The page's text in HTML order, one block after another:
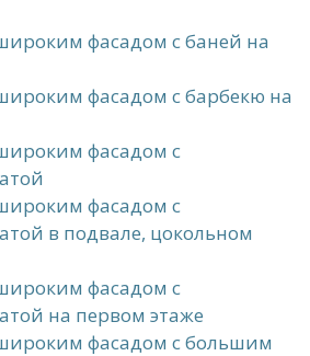
фасадом с баней на
фасадом с барбекю на
фасадом с
фасадом с
в подвале, цокольном
фасадом с
на первом этаже
фасадом с большим